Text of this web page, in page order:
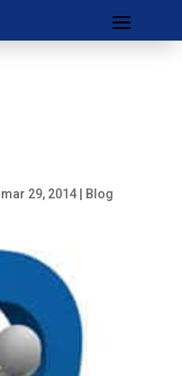
mar 29, 2014| Blog